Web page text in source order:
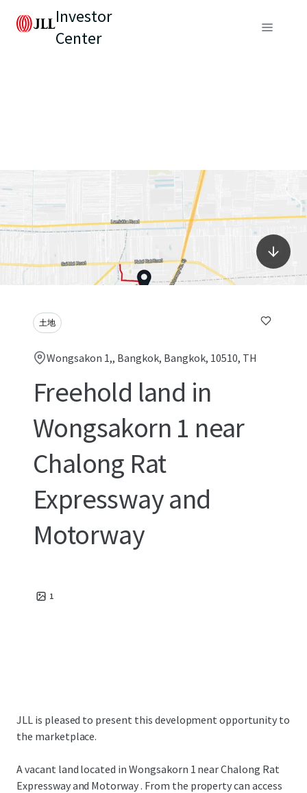
Investor
Center
土地
Wongsakon 1,, Bangkok, Bangkok, 10510, TH
Freehold land in
Wongsakorn 1 near
Chalong Rat
Expressway and
Motorway
1
JLL is pleased to present this development opportunity to
the marketplace.
A vacant land located in Wongsakorn 1 near Chalong Rat
Expressway and Motorway . From the property can access